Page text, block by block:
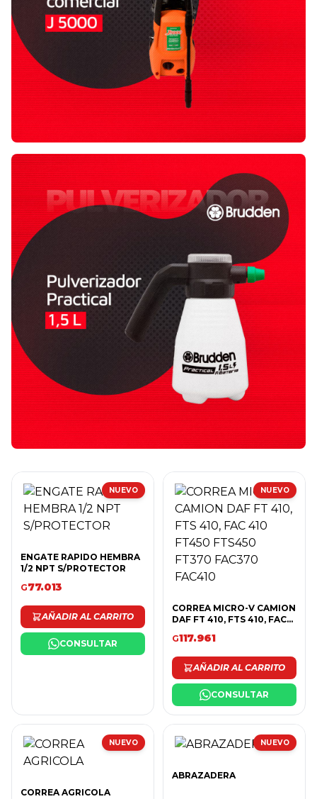
NUEVO
ENGATE RAPIDO HEMBRA
1/2 NPT S/PROTECTOR
G77.013
AÑADIR AL CARRITO
CONSULTAR
NUEVO
CORREA MICRO-V CAMION
DAF FT 410, FTS 410, FAC
FAC370 FAC410
G117.961
AÑADIR AL CARRITO
CONSULTAR
NUEVO
CORREA AGRICOLA
NUEVO
ABRAZADERA